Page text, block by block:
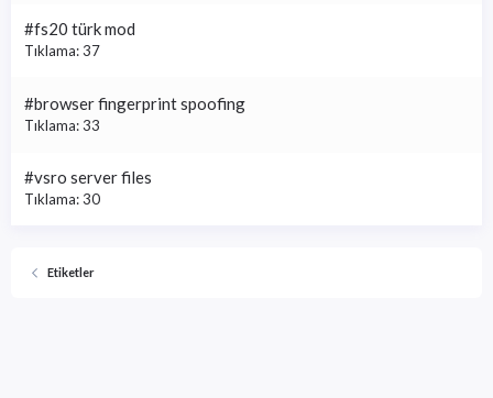
#fs20 türk mod
Tıklama: 37
#browser fingerprint spoofing
Tıklama: 33
#vsro server files
Tıklama: 30
Etiketler